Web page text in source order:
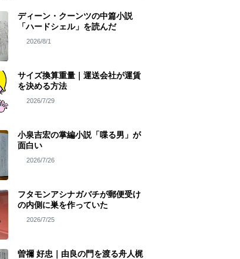
ディーン・クーンツの中篇小説
「ハードシェル」を読んだ
2026/8/1
サイズ換算重量｜運送会社が運賃
を決める方法
2026/7/29
小泉吉宏の掌編小説「喋る男」が
面白い
2026/7/26
フタモンアシナガバチが郵便受け
の内側に巣を作っていた
2026/7/25
曽禰 好忠｜由良の門を渡る舟人梶